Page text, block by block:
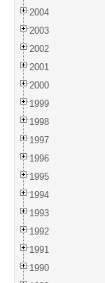
2004
2003
2002
2001
2000
1999
1998
1997
1996
1995
1994
1993
1992
1991
1990